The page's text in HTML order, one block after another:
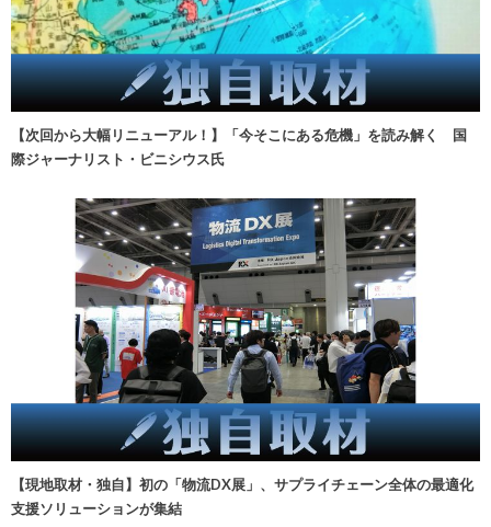
【次回から大幅リニューアル！】「今そこにある危機」を読み解く 国
際ジャーナリスト・ビニシウス氏
【現地取材・独自】初の「物流DX展」、サプライチェーン全体の最適化
支援ソリューションが集結